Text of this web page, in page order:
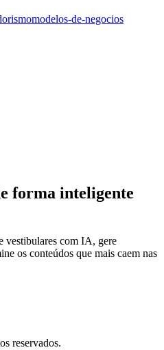
modelos-de-negocios
forma inteligente
vestibulares com IA, gere
os conteúdos que mais caem nas
reservados.